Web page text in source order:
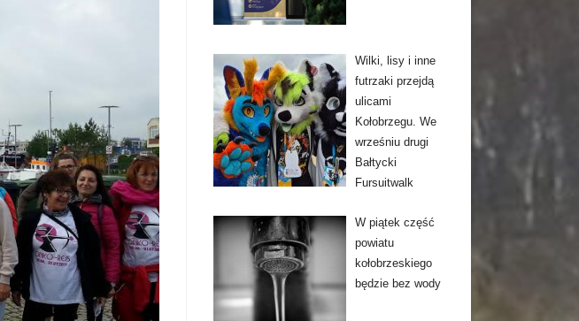
Wilki, lisy i inne
futrzaki przejdą
ulicami
Kołobrzegu. We
wrześniu drugi
Bałtycki
Fursuitwalk
W piątek część
powiatu
kołobrzeskiego
będzie bez wody